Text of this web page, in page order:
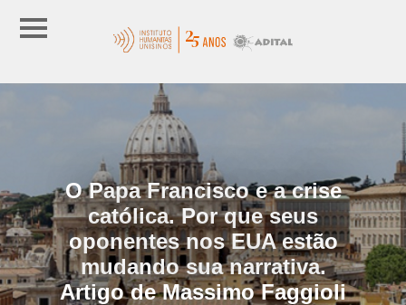
O Papa Francisco e a crise
católica. Por que seus
oponentes nos EUA estão
mudando sua narrativa.
Artigo de Massimo Faggioli